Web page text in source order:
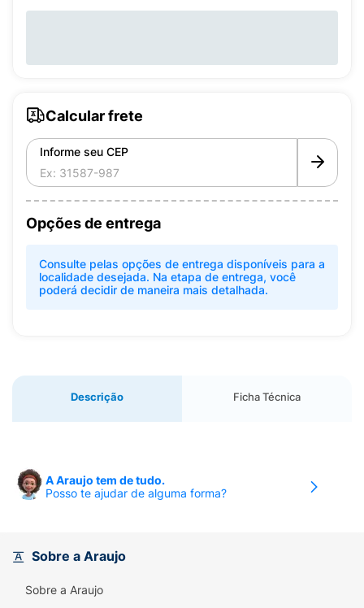
Calcular frete
Informe seu CEP
Opções de entrega
Consulte pelas opções de entrega disponíveis para a
localidade desejada. Na etapa de entrega, você
poderá decidir de maneira mais detalhada.
Descrição Ficha Técnica
A Araujo tem de tudo.
Posso te ajudar de alguma forma?
Sobre a Araujo
Sobre a Araujo